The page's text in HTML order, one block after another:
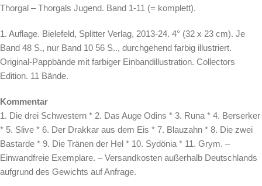
Thorgal – Thorgals Jugend. Band 1-11 (= komplett).
1. Auflage. Bielefeld, Splitter Verlag, 2013-24. 4° (32 x 23 cm). Je
Band 48 S., nur Band 10 56 S.., durchgehend farbig illustriert.
Original-Pappbände mit farbiger Einbandillustration. Collectors
Edition. 11 Bände.
Kommentar
1. Die drei Schwestern * 2. Das Auge Odins * 3. Runa * 4. Berserker
* 5. Slive * 6. Der Drakkar aus dem Eis * 7. Blauzahn * 8. Die zwei
Bastarde * 9. Die Tränen der Hel * 10. Sydönia * 11. Grym. –
Einwandfreie Exemplare. – Versandkosten außerhalb Deutschlands
aufgrund des Gewichts auf Anfrage.